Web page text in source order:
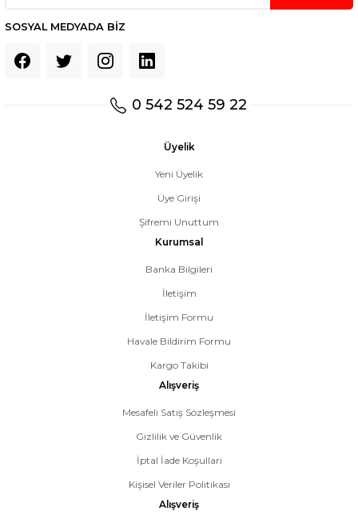
SOSYAL MEDYADA BİZ
0 542 524 59 22
Üyelik
Yeni Üyelik
Üye Girişi
Şifremi Unuttum
Kurumsal
Banka Bilgileri
İletişim
İletişim Formu
Havale Bildirim Formu
Kargo Takibi
Alışveriş
Mesafeli Satış Sözleşmesi
Gizlilik ve Güvenlik
İptal İade Koşullari
Kişisel Veriler Politikası
Alışveriş